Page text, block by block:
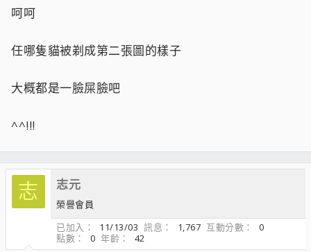
呵呵
任哪隻貓被剃成第二張圖的樣子
大概都是一臉屎臉吧
^^!!!
志 志元
榮譽會員
已加入
11/13/03 訊息 1,767 互動分數
0
點數
0 年齡
42